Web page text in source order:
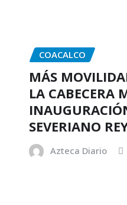
COACALCO
MÁS
LA CABECERA
SEVERIANO
Azteca Diario